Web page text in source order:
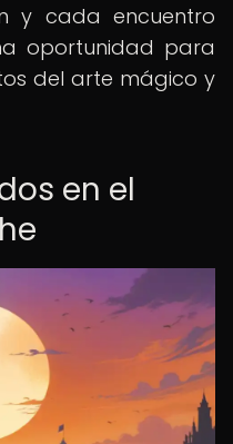
y cada encuentro
oportunidad para
del arte mágico y
en el